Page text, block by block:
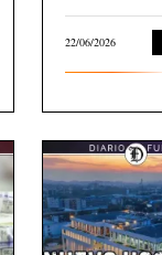
22/06/2026